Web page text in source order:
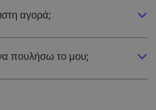
αγορά;
πουλήσω το μου;